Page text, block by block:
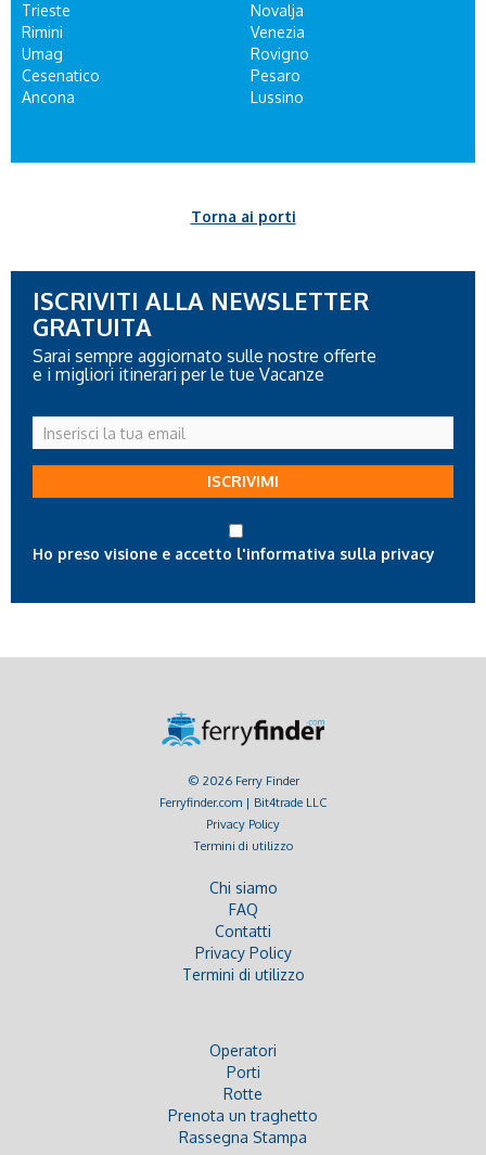
Trieste
Rimini
Umag
Cesenatico
Ancona
Novalja
Venezia
Rovigno
Pesaro
Lussino
Torna ai porti
ISCRIVITI ALLA NEWSLETTER
GRATUITA
Sarai sempre aggiornato sulle nostre offerte
e i migliori itinerari per le tue Vacanze
Inserisci
la
tua
ISCRIVIMI
Ho preso visione e accetto l'informativa sulla privacy
© 2026 Ferry Finder
Ferryfinder.com | Bit4trade LLC
Privacy Policy
Termini di utilizzo
Chi siamo
FAQ
Contatti
Privacy Policy
Termini di utilizzo
Operatori
Porti
Rotte
Prenota un traghetto
Rassegna Stampa